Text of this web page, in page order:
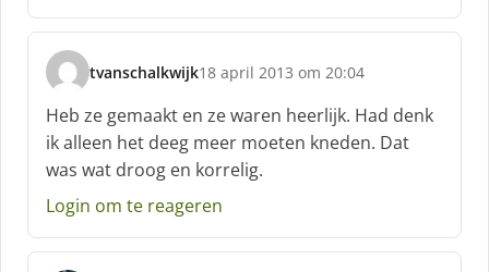
f
tvanschalkwijk
s
c
h
r
e
e
:
18 april 2013 om 20:04
Heb ze gemaakt en ze waren heerlijk. Had denk
ik alleen het deeg meer moeten kneden. Dat
was wat droog en korrelig.
Login om te reageren